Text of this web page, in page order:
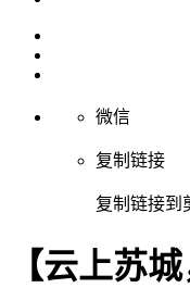
微信
复制链接
复制链接到
【云上苏